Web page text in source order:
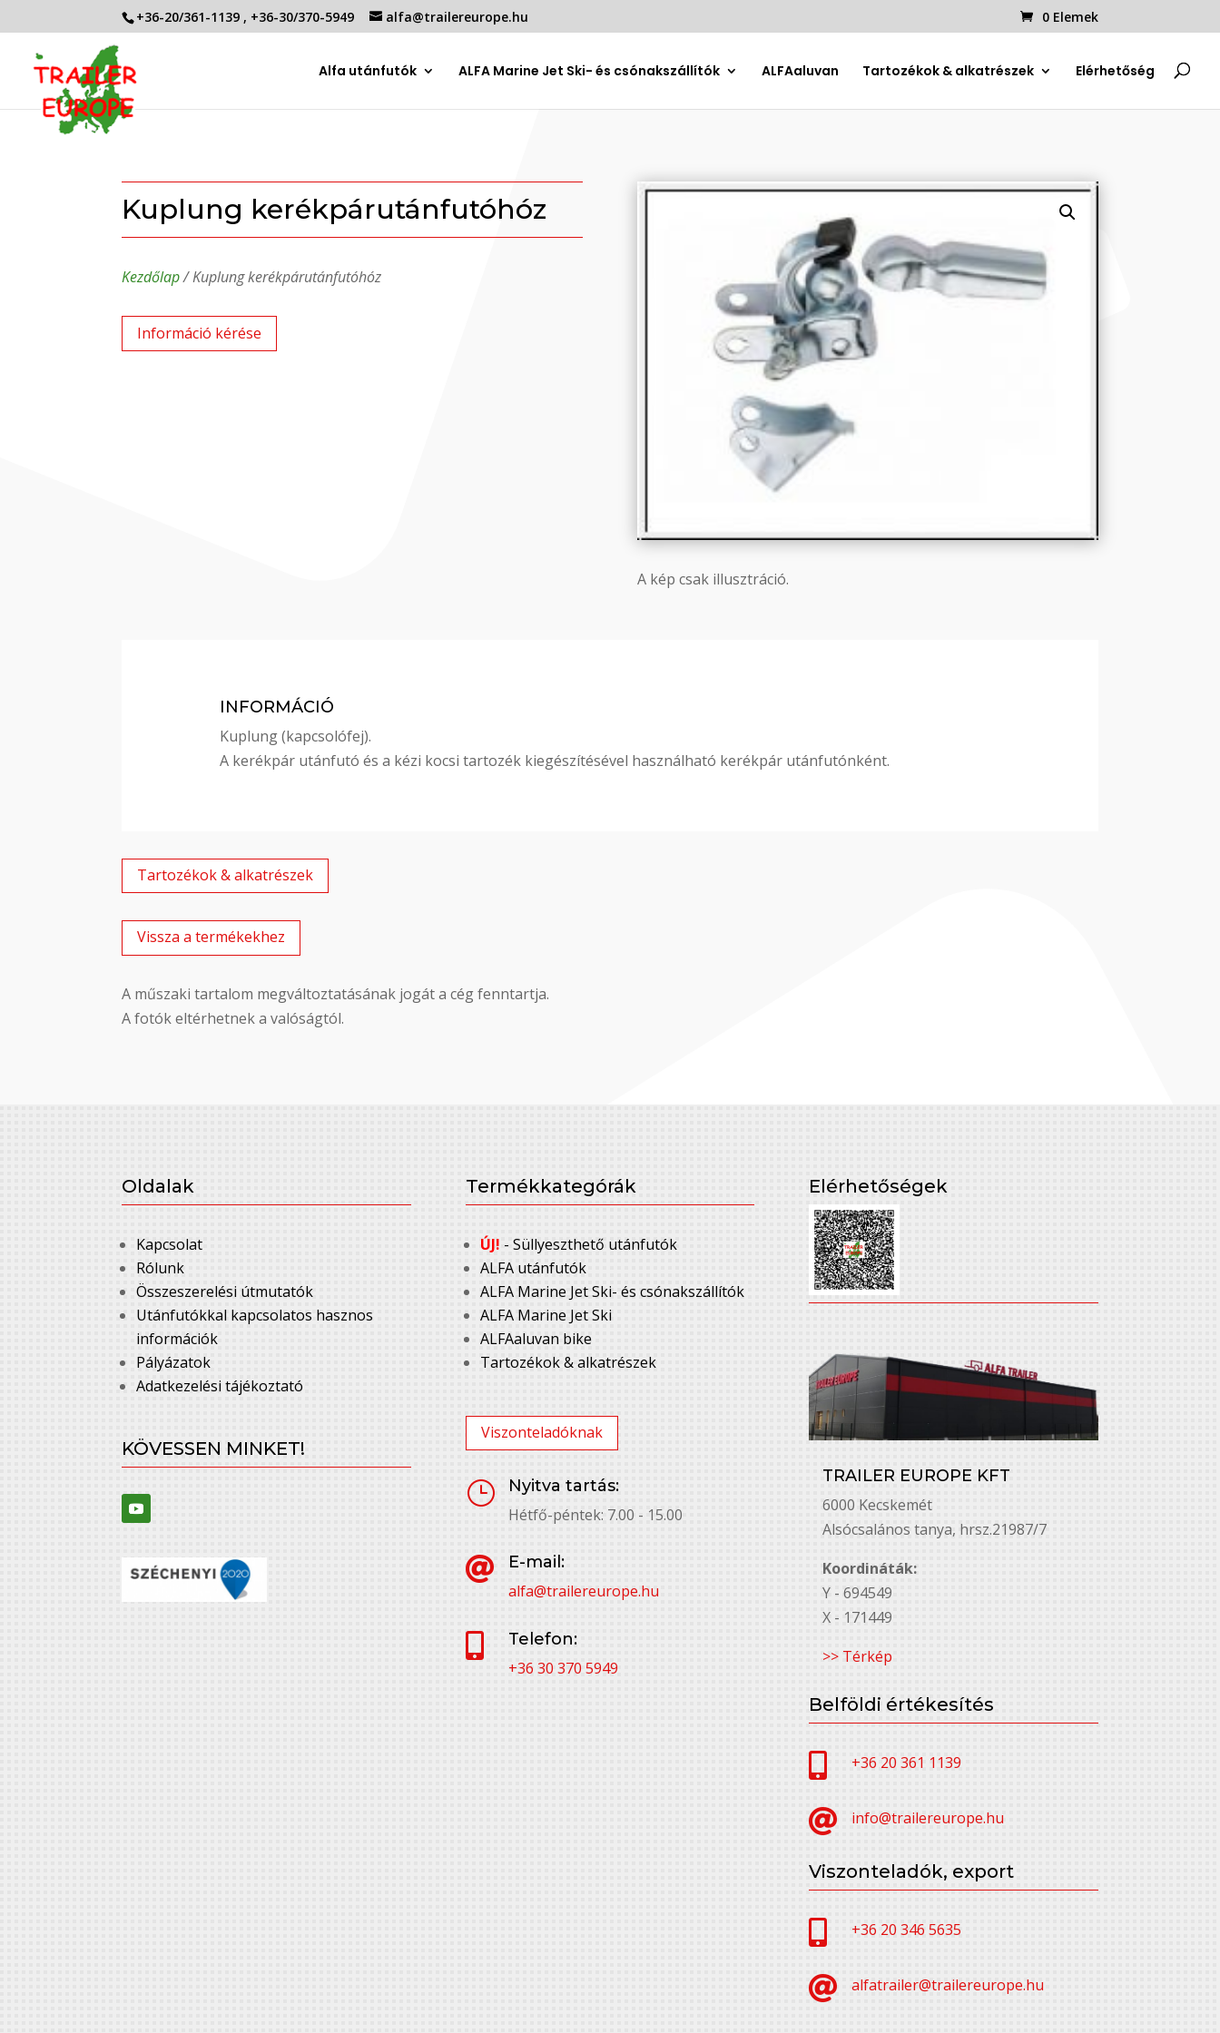
+36-20/361-1139 , +36-30/370-5949 alfa@trailereurope.hu 0 Elemek
Alfa utánfutók ALFA Marine Jet Ski- és csónakszállítók ALFAaluvan Tartozékok & alkatrészek Elérhetőség
Kuplung kerékpárutánfutóhóz
Kezdőlap/ Kuplung kerékpárutánfutóhóz
Információ kérése
A kép csak illusztráció.
INFORMÁCIÓ
Kuplung (kapcsolófej).
A kerékpár utánfutó és a kézi kocsi tartozék kiegészítésével használható kerékpár utánfutónként.
Tartozékok & alkatrészek
Vissza a termékekhez
A műszaki tartalom megváltoztatásának jogát a cég fenntartja.
A fotók eltérhetnek a valóságtól.
Oldalak
Kapcsolat
Rólunk
Összeszerelési útmutatók
Utánfutókkal kapcsolatos hasznos
információk
Pályázatok
Adatkezelési tájékoztató
KÖVESSEN MINKET!
Termékkategórák
ÚJ! - Süllyeszthető utánfutók
ALFA utánfutók
ALFA Marine Jet Ski- és csónakszállítók
ALFA Marine Jet Ski
ALFAaluvan bike
Tartozékok & alkatrészek
Viszonteladóknak
}
Nyitva tartás:
Hétfő-péntek: 7.00 - 15.00

E-mail:
alfa@trailereurope.hu

Telefon:
+36 30 370 5949
Elérhetőségek
TRAILER EUROPE KFT
6000 Kecskemét
Alsó￳csalános tanya, hrsz.21987/7
Koordináták:
Y - 694549
X - 171449
>> Térkép
Belföldi értékesítés
 +36 20 361 1139
 info@trailereurope.hu
Viszonteladók, export
 +36 20 346 5635
 alfatrailer@trailereurope.hu